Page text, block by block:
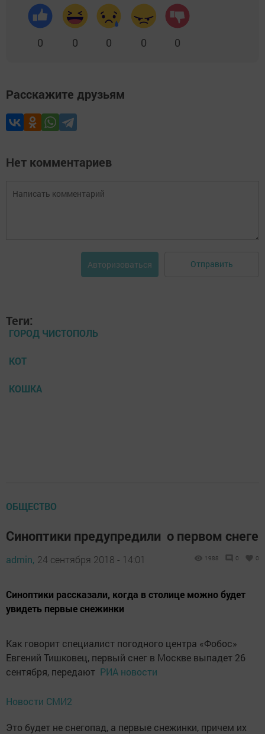
0 0 0 0 0
Расскажите друзьям
Нет комментариев
Авторизоваться Отправить
Теги:
ГОРОД ЧИСТОПОЛЬ
КОТ
КОШКА
ОБЩЕСТВО
Синоптики предупредили о первом снеге
admin, 24 сентября 2018 - 14:01 1988 0 0
Синоптики рассказали, когда в столице можно будет
увидеть первые снежинки
Как говорит специалист погодного центра «Фобос»
Евгений Тишковец, первый снег в Москве выпадет 26
сентября, передают РИА новости
Новости СМИ2
Это будет не снегопад, а первые снежинки, причем их